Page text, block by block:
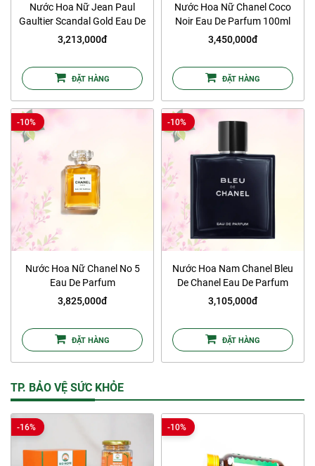
Nước Hoa Nữ Jean Paul
Gaultier Scandal Gold Eau De
Parfum 80ml
3,213,000đ
ĐẶT HÀNG
Nước Hoa Nữ Chanel Coco
Noir Eau De Parfum 100ml
3,450,000đ
ĐẶT HÀNG
-10%
Nước Hoa Nữ Chanel No 5
Eau De Parfum
3,825,000đ
ĐẶT HÀNG
-10%
Nước Hoa Nam Chanel Bleu
De Chanel Eau De Parfum
3,105,000đ
ĐẶT HÀNG
TP. BẢO VỆ SỨC KHỎE
-16% -10%